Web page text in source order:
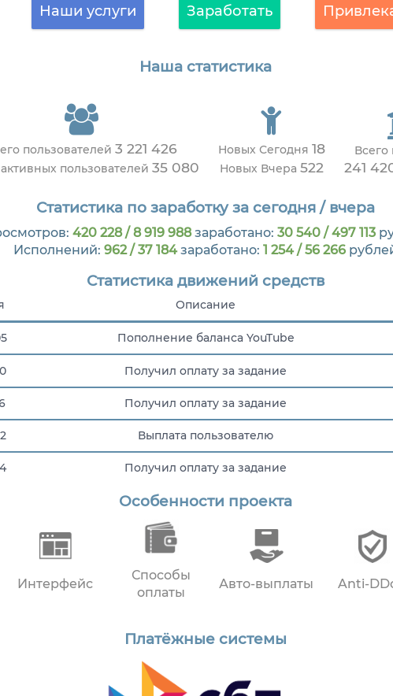
Наши услуги Заработать
Наша статистика
пользователей 3 221 426
пользователей 35 080
Новых Сегодня 18
Новых Вчера 522 241
Статистика по заработку за сегодня / вчера
420 228 / 8 919 988заработано: 30 540 / 497 113
Исполнений: 962 / 37 184заработано: 1 254 / 56 266
Статистика движений средств
Описание
Пополнение баланса YouTube
Получил оплату за задание
Получил оплату за задание
Выплата пользователю
Получил оплату за задание
Выплата пользователю
Особенности проекта
Интерфейс
Способы
оплаты
Авто-выплаты Anti-
Платёжные системы